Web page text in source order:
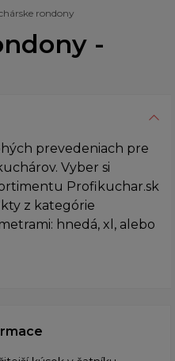
rondony
-
prevedeniach pre
Vyber si
Profikuchar.sk
z kategórie
hnedá, xl, alebo